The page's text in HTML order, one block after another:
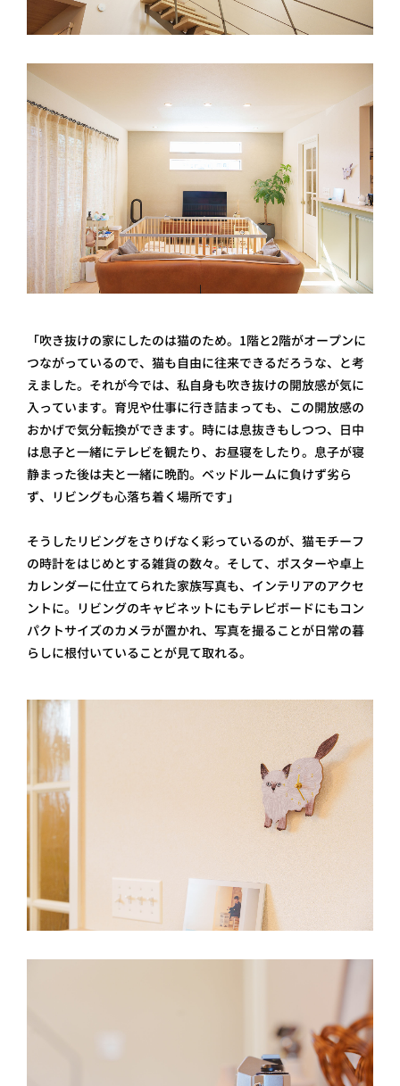
「吹き抜けの家にしたのは猫のため。1階と2階がオープンに
つながっているので、猫も自由に往来できるだろうな、と考
えました。それが今では、私自身も吹き抜けの開放感が気に
入っています。育児や仕事に行き詰まっても、この開放感の
おかげで気分転換ができます。時には息抜きもしつつ、日中
は息子と一緒にテレビを観たり、お昼寝をしたり。息子が寝
静まった後は夫と一緒に晩酌。ベッドルームに負けず劣ら
ず、リビングも心落ち着く場所です」
そうしたリビングをさりげなく彩っているのが、猫モチーフ
の時計をはじめとする雑貨の数々。そして、ポスターや卓上
カレンダーに仕立てられた家族写真も、インテリアのアクセ
ントに。リビングのキャビネットにもテレビボードにもコン
パクトサイズのカメラが置かれ、写真を撮ることが日常の暮
らしに根付いていることが見て取れる。